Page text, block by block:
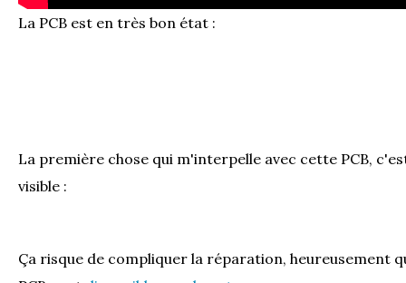
La PCB est en très bon état :
La première chose qui m'interpelle avec cette PCB,
visible :
Ça risque de compliquer la réparation, heureusement